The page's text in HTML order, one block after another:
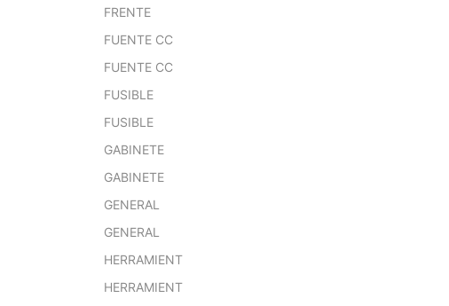
FRENTE
FUENTE CC
FUENTE CC
FUSIBLE
FUSIBLE
GABINETE
GABINETE
GENERAL
GENERAL
HERRAMIENT
HERRAMIENT